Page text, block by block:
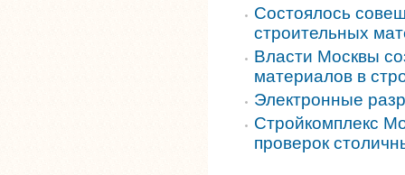
Состоялось
строительных
Власти Москвы
материалов в
Электронные
Стройкомплекс
проверок